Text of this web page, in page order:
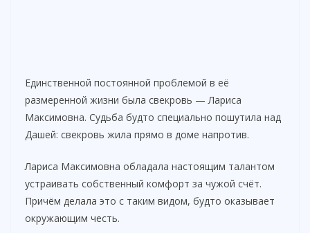
Единственной постоянной проблемой в её
размеренной жизни была свекровь — Лариса
Максимовна. Судьба будто специально пошутила над
Дашей: свекровь жила прямо в доме напротив.
Лариса Максимовна обладала настоящим талантом
устраивать собственный комфорт за чужой счёт.
Причём делала это с таким видом, будто оказывает
окружающим честь.